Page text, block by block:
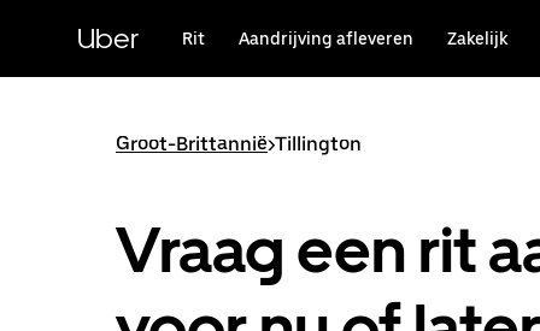
hoofdinhoudUber Rit Aandrijving afleveren Zakelijk
Groot-Brittannië>Tillington
Vraag een rit